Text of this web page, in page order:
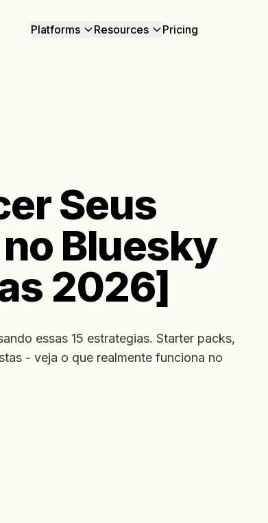
Platforms Resources Pricing
Seus
Bluesky
2026]
essas 15 estrategias. Starter packs,
- veja o que realmente funciona no